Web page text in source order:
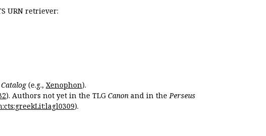
URN retriever:
(e.g., Xenophon).
). Authors not yet in the TLG Canon and in the Perseus
).